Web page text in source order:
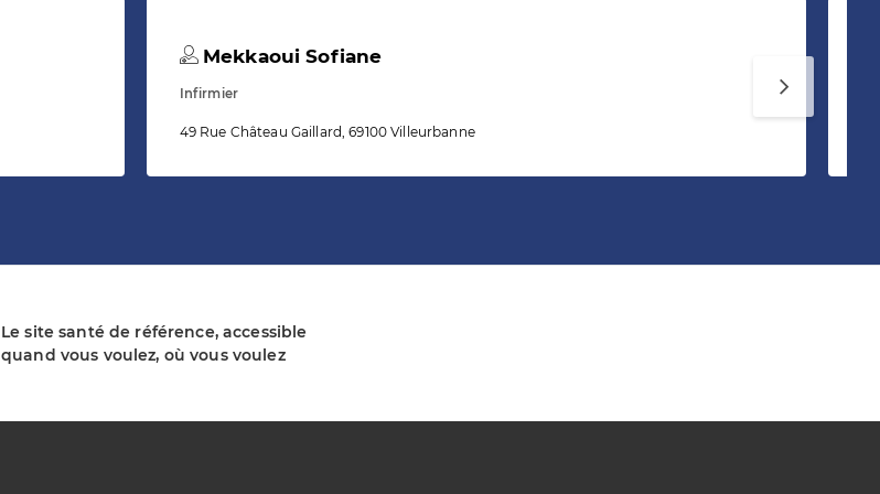
Mekkaoui Sofiane
Infirmier
49 Rue Château Gaillard, 69100 Villeurbanne
Le site santé de référence, accessible
quand vous voulez, où vous voulez